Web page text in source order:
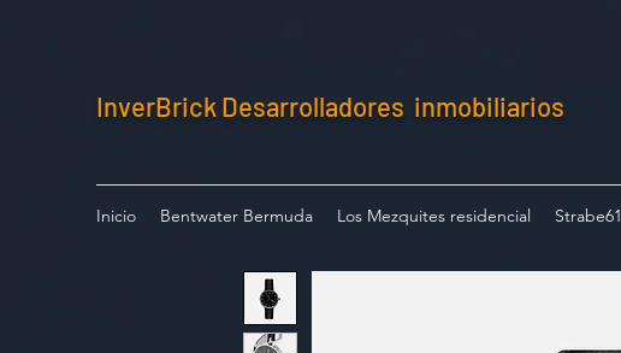
InverBrick Desarrolladores inmobiliarios
Inicio Bentwater Bermuda Los Mezquites residencial Strabe61